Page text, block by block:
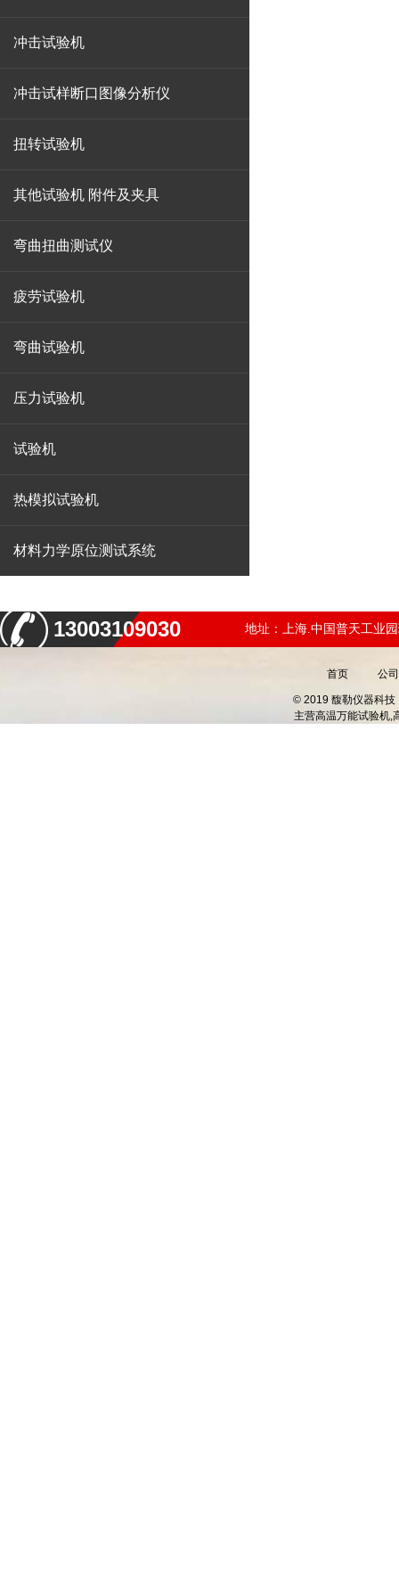
冲击试验机
冲击试样断口图像分析仪
扭转试验机
其他试验机 附件及夹具
弯曲扭曲测试仪
疲劳试验机
弯曲试验机
压力试验机
试验机
热模拟试验机
材料力学原位测试系统
13003109030 地址：上海.中国普天工业
首页 公
© 2019 馥勒仪器科技
主营高温万能试验机,